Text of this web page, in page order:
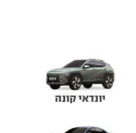
יונדאי קונה